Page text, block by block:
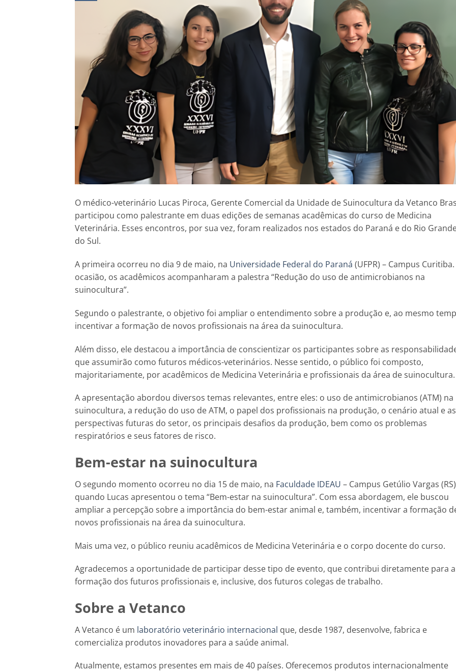
O médico-veterinário Lucas Piroca, Gerente Comercial da Unidade de Suinocultura da Vetanco
participou como palestrante em duas edições de semanas acadêmicas do curso de Medicina
Veterinária. Esses encontros, por sua vez, foram realizados nos estados do Paraná e do Rio
do Sul.
A primeira ocorreu no dia 9 de maio, na Universidade Federal do Paraná (UFPR) – Campus
ocasião, os acadêmicos acompanharam a palestra “Redução do uso de antimicrobianos na
suinocultura”.
Segundo o palestrante, o objetivo foi ampliar o entendimento sobre a produção e, ao mesmo
incentivar a formação de novos profissionais na área da suinocultura.
Além disso, ele destacou a importância de conscientizar os participantes sobre as
que assumirão como futuros médicos-veterinários. Nesse sentido, o público foi composto,
majoritariamente, por acadêmicos de Medicina Veterinária e profissionais da área de suinocultura.
A apresentação abordou diversos temas relevantes, entre eles: o uso de antimicrobianos (ATM) na
suinocultura, a redução do uso de ATM, o papel dos profissionais na produção, o cenário atual e as
perspectivas futuras do setor, os principais desafios da produção, bem como os problemas
respiratórios e seus fatores de risco.
Bem-estar na suinocultura
O segundo momento ocorreu no dia 15 de maio, na Faculdade IDEAU – Campus Getúlio Vargas
quando Lucas apresentou o tema “Bem-estar na suinocultura”. Com essa abordagem, ele buscou
ampliar a percepção sobre a importância do bem-estar animal e, também, incentivar a formação
novos profissionais na área da suinocultura.
Mais uma vez, o público reuniu acadêmicos de Medicina Veterinária e o corpo docente do curso.
Agradecemos a oportunidade de participar desse tipo de evento, que contribui diretamente para a
formação dos futuros profissionais e, inclusive, dos futuros colegas de trabalho.
Sobre a Vetanco
A Vetanco é um laboratório veterinário internacional que, desde 1987, desenvolve, fabrica e
comercializa produtos inovadores para a saúde animal.
Atualmente, estamos presentes em mais de 40 países. Oferecemos produtos internacionalmente